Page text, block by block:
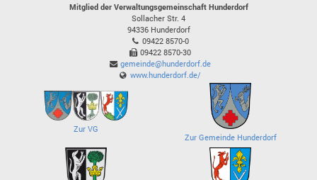
Mitglied der Verwaltungsgemeinschaft Hunderdorf
Sollacher Str. 4
94336 Hunderdorf
09422 8570-0
09422 8570-30
gemeinde@hunderdorf.de
www.hunderdorf.de/
Zur VG
Zur Gemeinde Hunderdorf